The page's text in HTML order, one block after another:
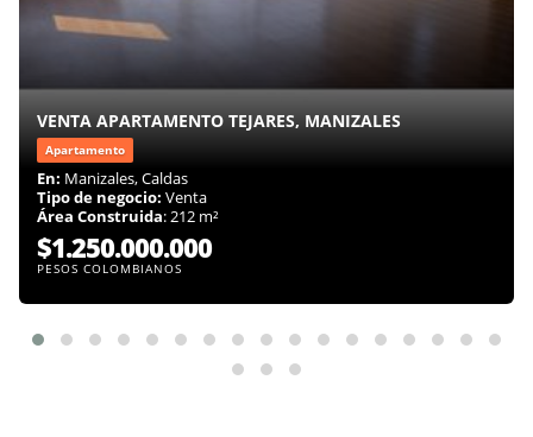
VENTA APARTAMENTO TEJARES, MANIZALES
Apartamento
En: Manizales, Caldas
Tipo de negocio: Venta
Área Construida: 212 m²
$1.250.000.000
PESOS COLOMBIANOS